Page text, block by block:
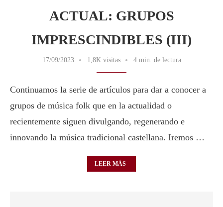
ACTUAL: GRUPOS
IMPRESCINDIBLES (III)
17/09/2023 1,8K visitas 4 min. de lectura
Continuamos la serie de artículos para dar a conocer a
grupos de música folk que en la actualidad o
recientemente siguen divulgando, regenerando e
innovando la música tradicional castellana. Iremos …
LEER MÁS